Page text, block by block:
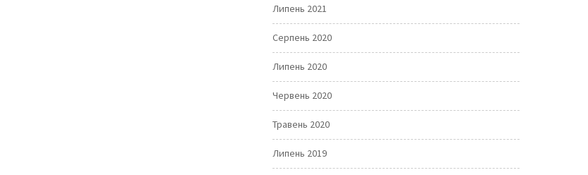
Липень 2021
Серпень 2020
Липень 2020
Червень 2020
Травень 2020
Липень 2019